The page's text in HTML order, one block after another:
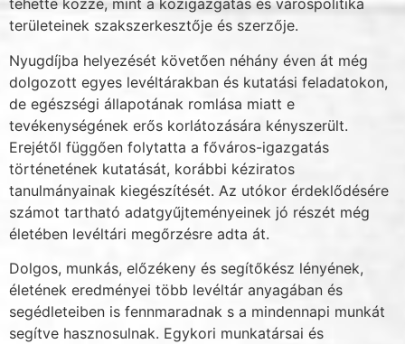
tehette közzé, mint a közigazgatás és várospolitika
területeinek szakszerkesztője és szerzője.
Nyugdíjba helyezését követően néhány éven át még
dolgozott egyes levéltárakban és kutatási feladatokon,
de egészségi állapotának romlása miatt e
tevékenységének erős korlá­tozására kényszerült.
Erejétől függően folytatta a főváros-igazgatás
történetének kutatását, korábbi kéziratos
tanulmányainak kiegészítését. Az utókor érdeklődésére
számot tartható adatgyűjteményeinek jó részét még
életében levéltári megőrzésre adta át.
Dolgos, munkás, előzékeny és segítőkész lényének,
életének eredményei több levéltár anyagában és
segédleteiben is fennmaradnak s a mindennapi munkát
segítve hasznosulnak. Egykori munkatársai és